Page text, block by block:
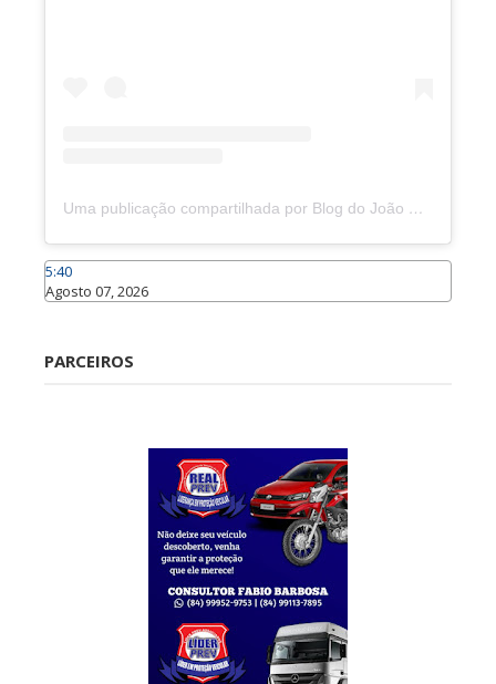
Uma publicação compartilhada por Blog do João Marcolino (@joaomarcolinoneto)
5:40
Agosto 07, 2026
PARCEIROS